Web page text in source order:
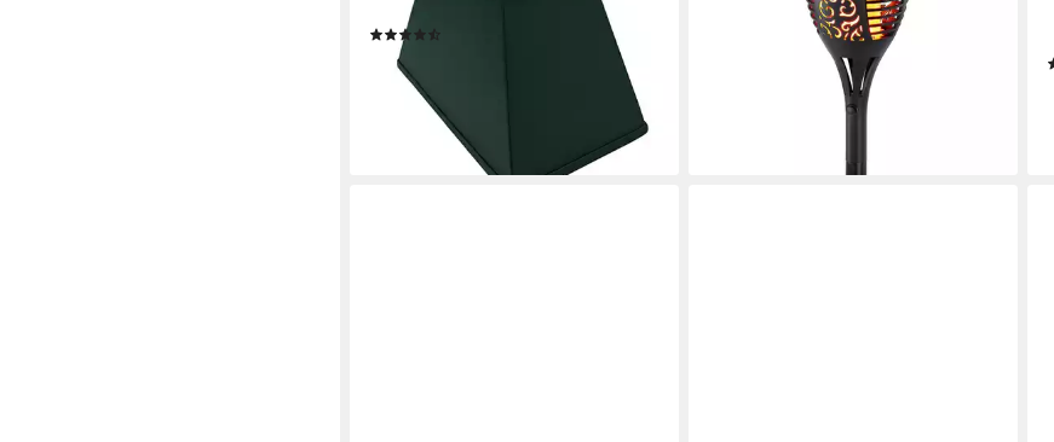
B:30x20/T:15x10/H:18cm, Jinming
11,99 €
lieferbar - in 3-4 Werktagen bei dir
Blumendesign 78cm
lieferbar - in 3-4 Werktagen bei dir